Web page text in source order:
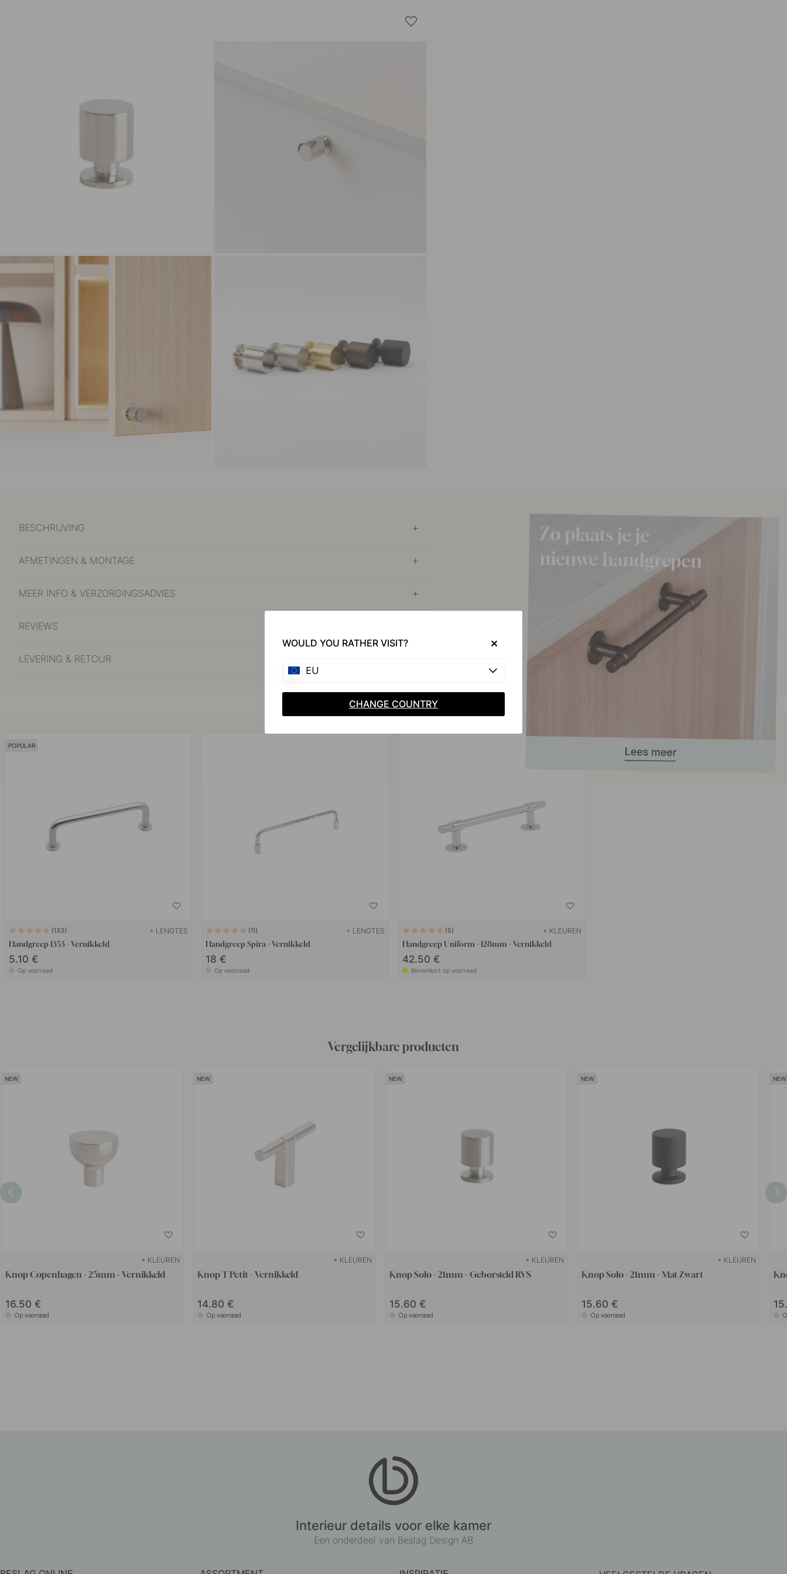
BESCHRIJVING
AFMETINGEN & MONTAGE
MEER INFO & VERZORGINGSADVIES
REVIEWS
LEVERING & RETOUR
Koop samen met
POPULAR
133 + LENGTES
Handgreep 1353 - Vernikkeld
5.10 €
Op voorraad
11 + LENGTES
Handgreep Spira - Vernikkeld
18 €
Op voorraad
5 + KLEUREN
Handgreep Uniform - 128mm - Vernikkeld
42.50 €
Binnenkort op voorraad
Vergelijkbare producten
+ KLEUREN
Knop Copenhagen - 25mm - Vernikkeld
16.50
Op voorraad
+ KLEUREN
Knop T Petit - Vernikkeld
14.80
Op voorraad
+ KLEUREN
Knop Solo - 21mm - Geborsteld RVS
15.60
Op voorraad
+ KLEUREN
Knop Solo - 21mm - Mat Zwart
15.60
Op voorraad
Interieur details voor elke kamer
Een onderdeel van Beslag Design AB
WOULD YOU RATHER VISIT?
EU
CHANGE COUNTRY